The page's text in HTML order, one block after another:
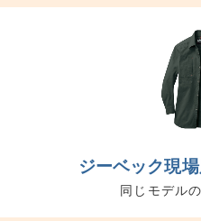
ジーベック現
同じモデル